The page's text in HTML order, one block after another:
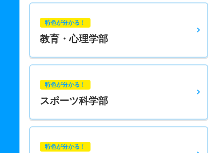
特色が分かる！
教育・心理学部
特色が分かる！
スポーツ科学部
特色が分かる！